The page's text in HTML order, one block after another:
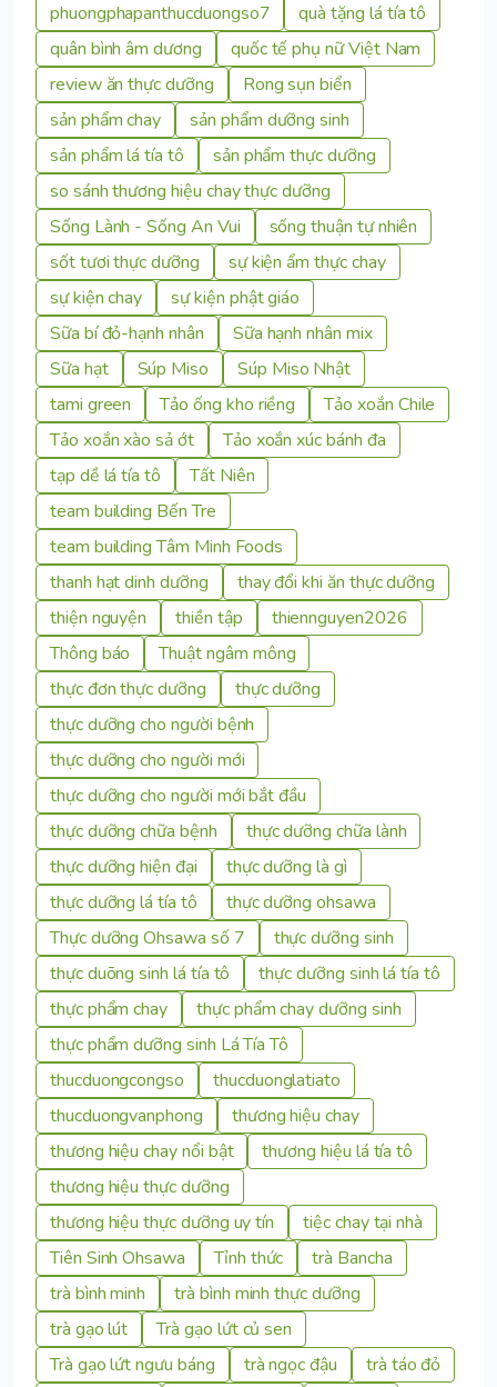
phuongphapanthucduongso7
quà tặng lá tía tô
quân bình âm dương
quốc tế phụ nữ Việt Nam
review ăn thực dưỡng
Rong sụn biển
sản phẩm chay
sản phẩm dưỡng sinh
sản phẩm lá tía tô
sản phẩm thực dưỡng
so sánh thương hiệu chay thực dưỡng
Sống Lành - Sống An Vui
sống thuận tự nhiên
sốt tươi thực dưỡng
sự kiện ẩm thực chay
sự kiện chay
sự kiện phật giáo
Sữa bí đỏ-hạnh nhân
Sữa hạnh nhân mix
Sữa hạt
Súp Miso
Súp Miso Nhật
tami green
Tảo ống kho riềng
Tảo xoắn Chile
Tảo xoắn xào sả ớt
Tảo xoắn xúc bánh đa
tạp dề lá tía tô
Tất Niên
team building Bến Tre
team building Tâm Minh Foods
thanh hạt dinh dưỡng
thay đổi khi ăn thực dưỡng
thiện nguyện
thiền tập
thiennguyen2026
Thông báo
Thuật ngâm mông
thực đơn thực dưỡng
thực dưỡng
thực dưỡng cho người bệnh
thực dưỡng cho người mới
thực dưỡng cho người mới bắt đầu
thực dưỡng chữa bệnh
thực dưỡng chữa lành
thực dưỡng hiện đại
thực dưỡng là gì
thực dưỡng lá tía tô
thực dưỡng ohsawa
Thực dưỡng Ohsawa số 7
thực dưỡng sinh
thực duõng sinh lá tía tô
thực dưỡng sinh lá tía tô
thực phẩm chay
thực phẩm chay dưỡng sinh
thực phẩm dưỡng sinh Lá Tía Tô
thucduongcongso
thucduonglatiato
thucduongvanphong
thương hiệu chay
thương hiệu chay nổi bật
thương hiệu lá tía tô
thương hiệu thực dưỡng
thương hiệu thực dưỡng uy tín
tiệc chay tại nhà
Tiên Sinh Ohsawa
Tỉnh thức
trà Bancha
trà bình minh
trà bình minh thực dưỡng
trà gạo lút
Trà gạo lứt củ sen
Trà gạo lứt ngưu báng
trà ngọc đậu
trà táo đỏ